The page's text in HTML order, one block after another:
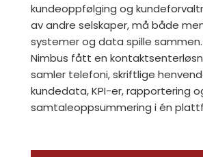
kundeoppfølging og
av andre selskaper, må både
systemer og data spille sammen.
Nimbus fått en
samler telefoni, skriftlige
kundedata, KPI-er, rapportering
samtaleoppsummering i én